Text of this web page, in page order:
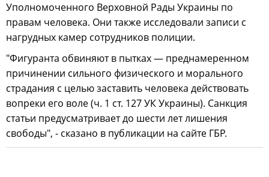
Уполномоченного Верховной Рады Украины по
правам человека. Они также исследовали записи с
нагрудных камер сотрудников полиции.
"Фигуранта обвиняют в пытках — преднамеренном
причинении сильного физического и морального
страдания с целью заставить человека действовать
вопреки его воле (ч. 1 ст. 127 УК Украины). Санкция
статьи предусматривает до шести лет лишения
свободы", - сказано в публикации на сайте ГБР.